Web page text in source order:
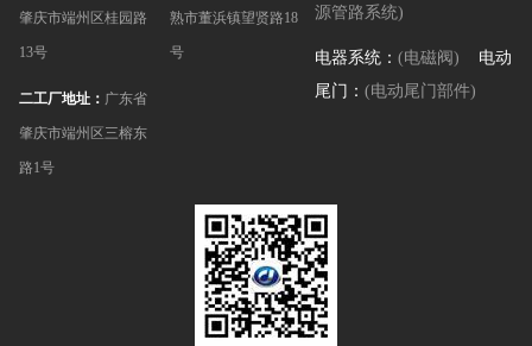
肇庆市端州区桂园路
13号
二工厂地址： 广东省
肇庆市端州区三榕东
路1号
熟市董浜镇望贤路18
号
源管路系统)
电器系统： (电磁阀) 电动
尾门： (电动尾门部件)